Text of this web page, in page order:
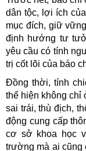
dân tộc, lợi ích
mục đích, giữ
định hướng tư
yêu cầu có tính
trị cốt lõi của báo
Đồng thời, tính
thể hiện không chỉ
sai trái, thù địch,
động cung cấp
cơ sở khoa học
trường mà ai cũng